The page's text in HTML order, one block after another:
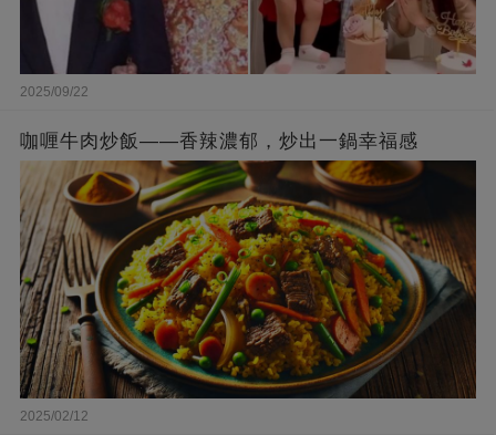
2025/09/22
咖喱牛肉炒飯——香辣濃郁，炒出一鍋幸福感
2025/02/12